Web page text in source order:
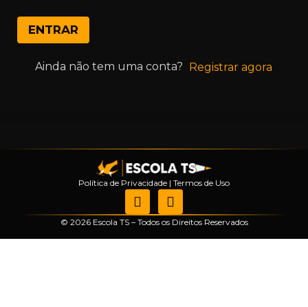
ENTRAR
Ainda não tem uma conta? Registrar agora
Política de Privacidade | Termos de Uso
© 2026 Escola TS – Todos os Direitos Reservados